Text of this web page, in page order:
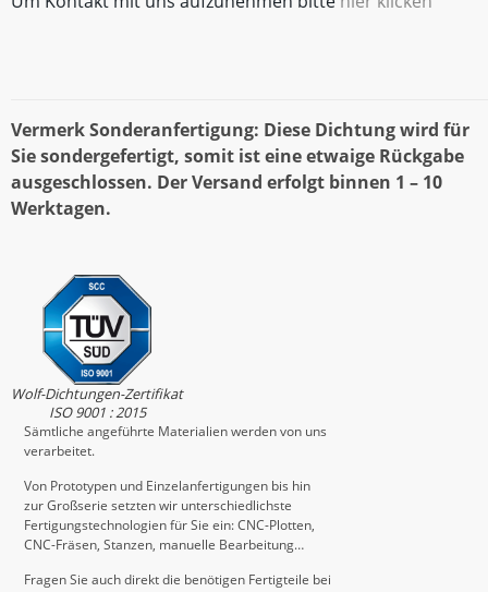
Vermerk Sonderanfertigung: Diese Dichtung wird für
Sie sondergefertigt, somit ist eine etwaige Rückgabe
ausgeschlossen. Der Versand erfolgt binnen 1 – 10
Werktagen.
Wolf-Dichtungen-Zertifikat
ISO 9001 : 2015
Sämtliche angeführte Materialien werden von uns
verarbeitet.
Von Prototypen und Einzelanfertigungen bis hin
zur Großserie setzten wir unterschiedlichste
Fertigungstechnologien für Sie ein: CNC-Plotten,
CNC-Fräsen, Stanzen, manuelle Bearbeitung…
Fragen Sie auch direkt die benötigen Fertigteile bei